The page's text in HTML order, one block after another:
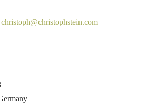
christoph@christophstein.com